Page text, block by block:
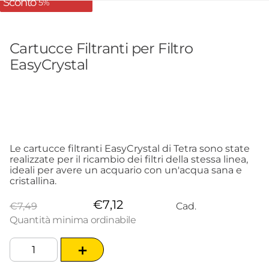
5%
Cartucce Filtranti per Filtro
EasyCrystal
Le cartucce filtranti EasyCrystal di Tetra sono state
realizzate per il ricambio dei filtri della stessa linea,
ideali per avere un acquario con un'acqua sana e
cristallina.
7,49
€ 7,12
€
Cad.
Quantità minima ordinabile
＋